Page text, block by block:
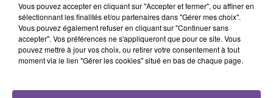
Afficher l'élément
Vous pouvez accepter en cliquant sur "Accepter et fermer", ou affiner en
sélectionnant les finalités et/ou partenaires dans "Gérer mes choix".
Vous pouvez également refuser en cliquant sur "Continuer sans
accepter". Vos préférences ne s'appliqueront que pour ce site. Vous
pouvez mettre à jour vos choix, ou retirer votre consentement à tout
moment via le lien "Gérer les cookies" situé en bas de chaque page.